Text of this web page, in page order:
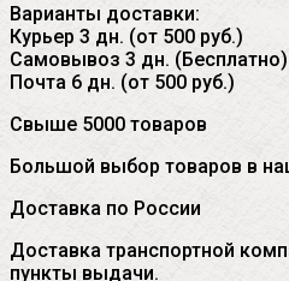
Варианты доставки:
Курьер 3 дн. (от 500 руб.)
Самовывоз 3 дн. (Бесплатно)
Почта 6 дн. (от 500 руб.)
Свыше 5000 товаров
Большой выбор товаров в
Доставка по России
Доставка транспортной
пункты выдачи.